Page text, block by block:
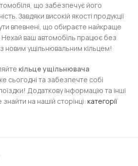
що забезпечує його
Завдяки високій якості продукції
впевнені, що обираєте найкраще
Нехай ваш автомобіль працює без
з новим ущільнювальним кільцем!
кільце ущільнювача
сьогодні та забезпечте собі
Додаткову інформацію та інші
на нашій сторінці:категорії